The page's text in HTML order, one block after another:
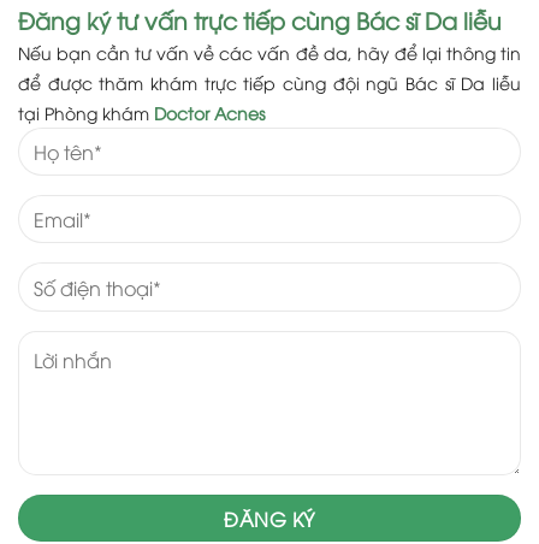
Đăng ký tư vấn trực tiếp cùng Bác sĩ Da liễu
Nếu bạn cần tư vấn về các vấn đề da, hãy để lại thông tin
để được thăm khám trực tiếp cùng đội ngũ Bác sĩ Da liễu
tại Phòng khám Doctor Acnes